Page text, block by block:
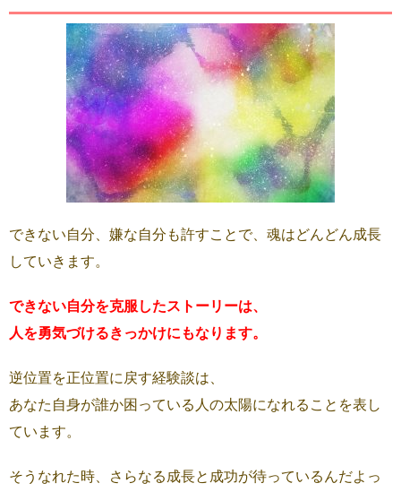
できない自分、嫌な自分も許すことで、魂はどんどん成長
していきます。
できない自分を克服したストーリーは、
人を勇気づけるきっかけにもなります。
逆位置を正位置に戻す経験談は、
あなた自身が誰か困っている人の太陽になれることを表し
ています。
そうなれた時、さらなる成長と成功が待っているんだよっ